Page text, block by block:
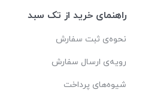
راهنمای خرید از تک سبد
نحوه‌ی ثبت سفارش
رویه‌ی ارسال سفارش
شیوه‌های پرداخت